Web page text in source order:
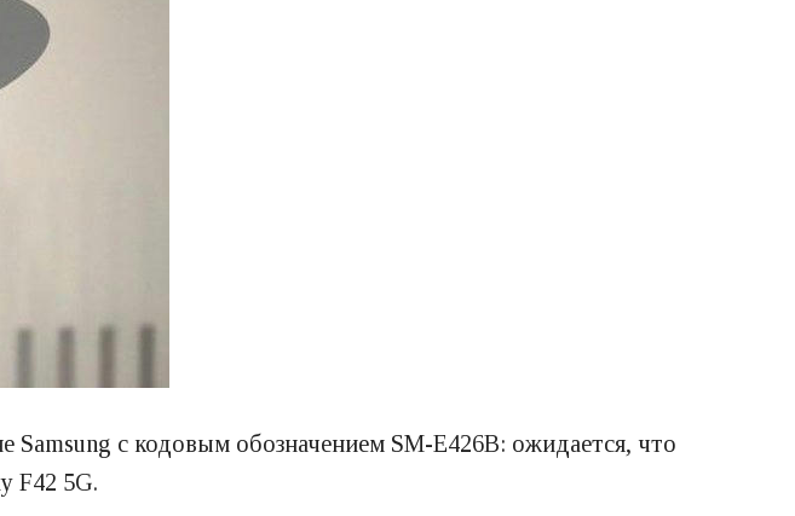
с кодовым обозначением SM-E426B: ожидается, что
F42 5G.